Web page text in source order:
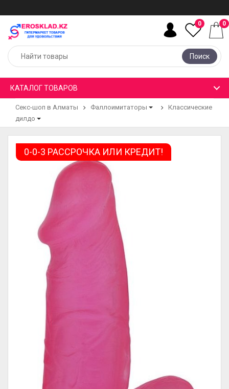
Поиск
0 0
КАТАЛОГ ТОВАРОВ
Секс-шоп в Алматы Фаллоимитаторы
Классические
дилдо
0-0-3 РАССРОЧКА ИЛИ КРЕДИТ!